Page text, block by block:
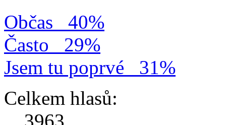
Občas
40%
Často
29%
Jsem tu poprvé
31%
Celkem hlasů:
3963